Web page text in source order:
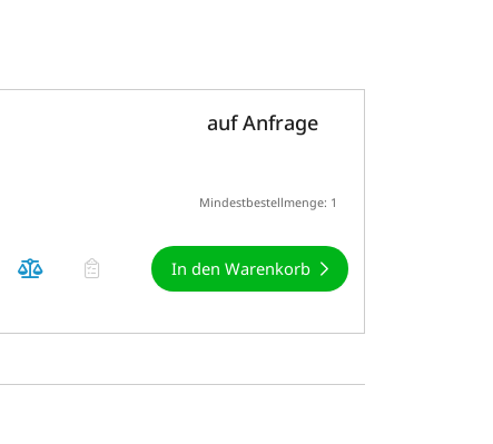
auf Anfrage
Mindestbestellmenge: 1
In den Warenkorb